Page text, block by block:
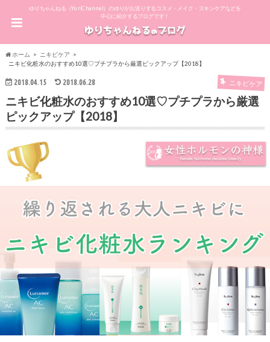
ゆりちゃんねる（YuriChannel）のゆりがお送りするコスメ・メイク・スキンケアなどを
中心に紹介するブログです！
ホーム
ニキビケア
ニキビ化粧水のおすすめ10選♡プチプラから厳選ピックアップ【2018】
2018.04.15 2018.06.28 ニキビケア
ニキビ化粧水のおすすめ10選♡プチプラから厳選
ピックアップ【2018】